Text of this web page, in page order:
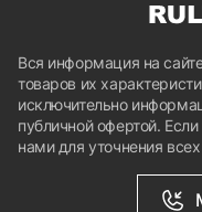
Вся информация на
товаров их
исключительно
публичной офертой.
нами для уточнения